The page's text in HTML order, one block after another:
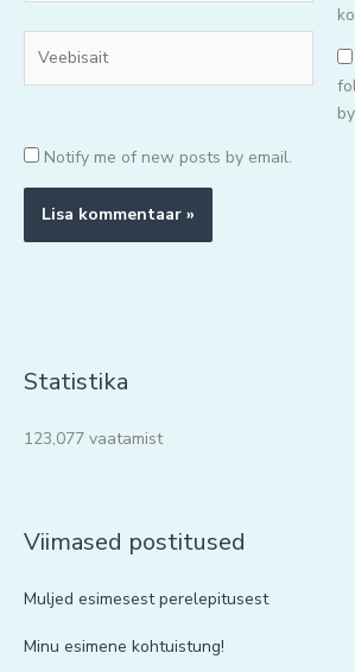
Notify me of new posts by email.
Statistika
123,077 vaatamist
Viimased postitused
Muljed esimesest perelepitusest
Minu esimene kohtuistung!